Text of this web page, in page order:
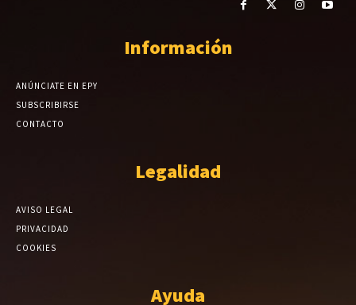
Información
ANÚNCIATE EN EPY
SUBSCRIBIRSE
CONTACTO
Legalidad
AVISO LEGAL
PRIVACIDAD
COOKIES
Ayuda